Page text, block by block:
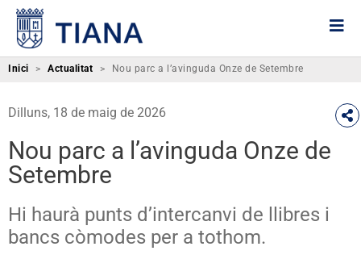
Inici > Actualitat > Nou parc a l’avinguda Onze de Setembre
Dilluns, 18 de maig de 2026
Nou parc a l’avinguda Onze de
Setembre
Hi haurà punts d’intercanvi de llibres i
bancs còmodes per a tothom.